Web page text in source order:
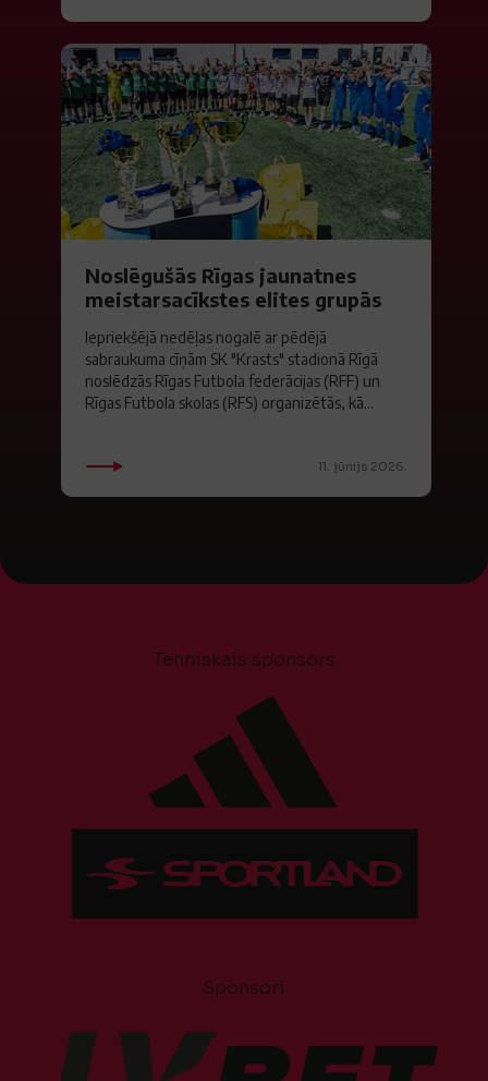
Noslēgušās Rīgas jaunatnes
meistarsacīkstes elites grupās
Iepriekšējā nedēļas nogalē ar pēdējā
sabraukuma cīņām SK "Krasts" stadionā Rīgā
noslēdzās Rīgas Futbola federācijas (RFF) un
Rīgas Futbola skolas (RFS) organizētās, kā...
11. jūnijs 2026.
Tehniskais sponsors
Sponsori